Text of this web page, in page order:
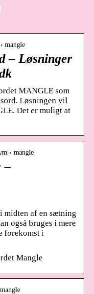
mangle
– Løsninger
MANGLE som
Løsningen vil
Det er muligt at
› mangle
–
midten af ​​en sætning
også bruges i mere
forekomst i
Mangle